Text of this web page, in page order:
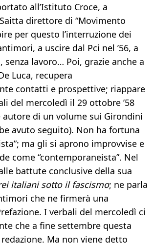
all’Istituto Croce, a
direttore di “Movimento
per questo l’interruzione dei
a uscire dal Pci nel ’56, a
lavoro… Poi, grazie anche a
Luca, recupera
contatti e prospettive; riappare
del mercoledì il 29 ottobre ’58
autore di un volume sui Girondini
avuto seguito). Non ha fortuna
ma gli si aprono improvvise e
come “contemporaneista”. Nel
alle battute conclusive della sua
italiani sotto il fascismo; ne parla
che ne firmerà una
I verbali del mercoledì ci
che a fine settembre questa
Ma non viene detto